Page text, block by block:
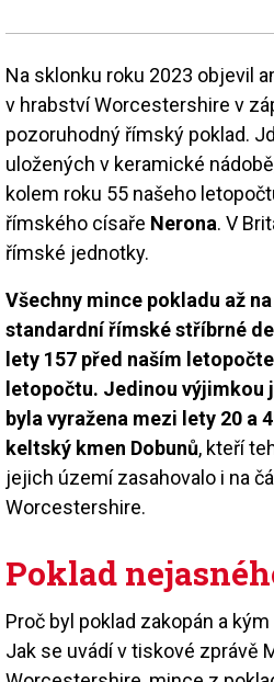
Na sklonku roku 2023 objevil
v hrabství Worcestershire v
pozoruhodný římský poklad.
uložených v keramické
kolem roku 55 našeho
římského císaře Nerona. V
římské jednotky.
Všechny mince pokladu až
standardní římské stříbrné
lety 157 před naším
letopočtu. Jedinou výjimkou
byla vyražena mezi lety 20 a
keltský kmen Dobunů, kteří
jejich území zasahovalo i na
Worcestershire.
Poklad
Proč byl poklad zakopán a
Jak se uvádí v tiskové zprávě